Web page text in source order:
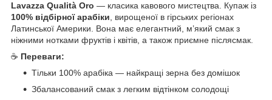
Lavazza Qualità Oro — класика кавового мистецтва. Купаж із
100% відбірної арабіки, вирощеної в гірських регіонах
Латинської Америки. Вона має елегантний, м’який смак з
ніжними нотками фруктів і квітів, а також приємне післясмак.
☕ Переваги:
Тільки 100% арабіка — найкращі зерна без домішок
Збалансований смак з легким відтінком солодощі